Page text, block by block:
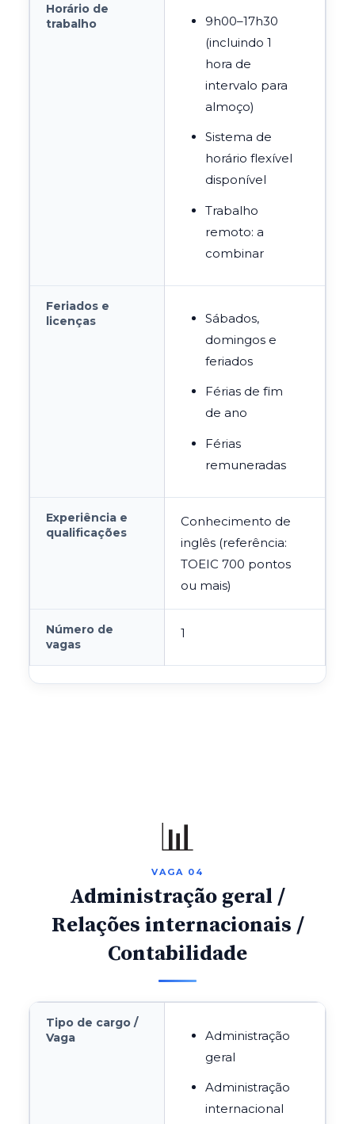
Horário de
trabalho
9h00–17h30
(incluindo 1
hora de
intervalo para
almoço)
Sistema de
horário flexível
disponível
Trabalho
remoto: a
combinar
Feriados e
licenças
Sábados,
domingos e
feriados
Férias de fim
de ano
Férias
remuneradas
Experiência e
qualificações
Conhecimento de
inglês (referência:
TOEIC 700 pontos
ou mais)
Número de
vagas
1
📊
VAGA 04
Administração geral /
Relações internacionais /
Contabilidade
Tipo de cargo /
Vaga
Administração
geral
Administração
internacional